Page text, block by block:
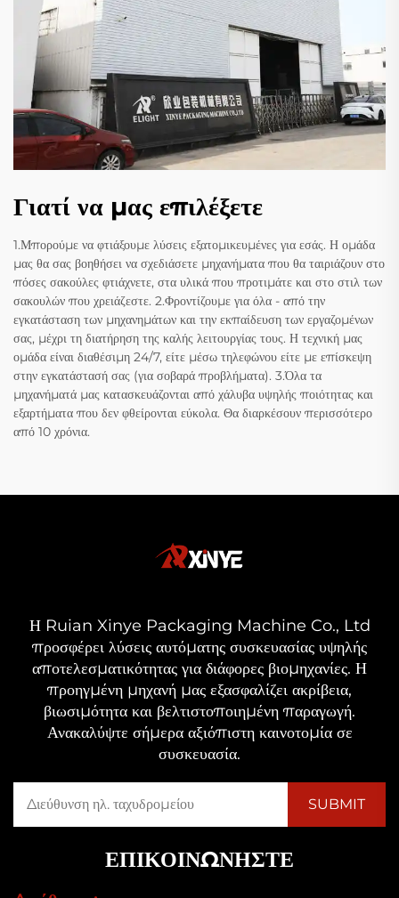
Γιατί να μας επιλέξετε
1.Μπορούμε να φτιάξουμε λύσεις εξατομικευμένες για εσάς. Η ομάδα
μας θα σας βοηθήσει να σχεδιάσετε μηχανήματα που θα ταιριάζουν στο
πόσες σακούλες φτιάχνετε, στα υλικά που προτιμάτε και στο στιλ των
σακουλών που χρειάζεστε. 2.Φροντίζουμε για όλα - από την
εγκατάσταση των μηχανημάτων και την εκπαίδευση των εργαζομένων
σας, μέχρι τη διατήρηση της καλής λειτουργίας τους. Η τεχνική μας
ομάδα είναι διαθέσιμη 24/7, είτε μέσω τηλεφώνου είτε με επίσκεψη
στην εγκατάστασή σας (για σοβαρά προβλήματα). 3.Όλα τα
μηχανήματά μας κατασκευάζονται από χάλυβα υψηλής ποιότητας και
εξαρτήματα που δεν φθείρονται εύκολα. Θα διαρκέσουν περισσότερο
από 10 χρόνια.
Η Ruian Xinye Packaging Machine Co., Ltd
προσφέρει λύσεις αυτόματης συσκευασίας υψηλής
αποτελεσματικότητας για διάφορες βιομηχανίες. Η
προηγμένη μηχανή μας εξασφαλίζει ακρίβεια,
βιωσιμότητα και βελτιστοποιημένη παραγωγή.
Ανακαλύψτε σήμερα αξιόπιστη καινοτομία σε
συσκευασία.
ΕΠΙΚΟΙΝΩΝΉΣΤΕ